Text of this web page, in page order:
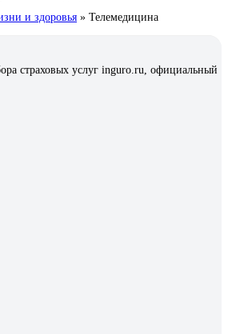
и здоровья » Телемедицина
страховых услуг inguro.ru, официальный